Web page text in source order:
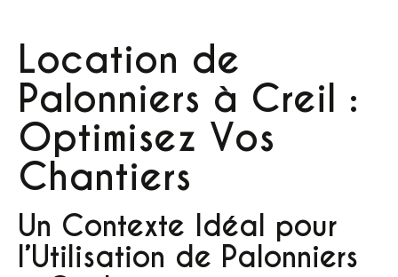
Location de
Palonniers à Creil :
Optimisez Vos
Chantiers
Un Contexte Idéal pour
l’Utilisation de Palonniers